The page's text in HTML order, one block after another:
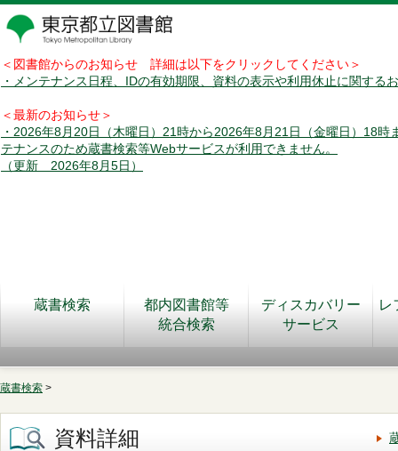
＜図書館からのお知らせ 詳細は以下をクリックしてください＞
・メンテナンス日程、IDの有効期限、資料の表示や利用休止に関する
＜最新のお知らせ＞
・2026年8月20日（木曜日）21時から2026年8月21日（金曜日）18時
テナンスのため蔵書検索等Webサービスが利用できません。
（更新 2026年8月5日）
蔵書検索
都内図書館等
統合検索
ディスカバリー
サービス
レ
蔵書検索 >
資料詳細